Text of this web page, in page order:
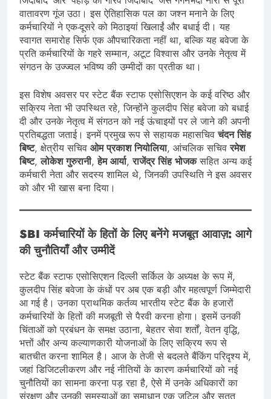
वातावरण गूंज उठा। इस ऐतिहासिक पल का जश्न मनाने के लिए
कर्मचारियों ने एक-दूसरे को मिठाइयां खिलाईं और बधाई दी। यह
स्वागत समारोह सिर्फ एक औपचारिकता नहीं था, बल्कि यह बवेजा के
प्रति कर्मचारियों के गहरे सम्मान, अटूट विश्वास और उनके नेतृत्व में
संगठन के उज्ज्वल भविष्य की उम्मीदों का प्रतीक था।
इस विशेष अवसर पर स्टेट बैंक स्टाफ एसोसिएशन के कई वरिष्ठ और
सक्रिय नेता भी उपस्थित रहे, जिन्होंने कुलदीप सिंह बवेजा को बधाई
दी और उनके नेतृत्व में संगठन को नई ऊंचाइयों पर ले जाने की अपनी
प्रतिबद्धता जताई। इनमें प्रमुख रूप से सहायक महासचिवचंदन सिंह
बिष्ट, क्षेत्रीय सचिव ओम प्रकाश नियोलिया, आंचलिक सचिवरमेश
बिष्ट,लोकेश गुरुरानी,हेम आर्या,राजेंद्र सिंह भोजकसहित अन्य कई
कर्मचारी नेता और सदस्य शामिल थे, जिनकी उपस्थिति ने इस अवसर
को और भी खास बना दिया।
SBI कर्मचारियों के हितों के लिए बनेंगे मजबूत आवाज़: आगे
की चुनौतियाँ और उम्मीदें
स्टेट बैंक स्टाफ एसोसिएशन दिल्ली सर्किल के अध्यक्ष के रूप में,
कुलदीप सिंह बवेजा के कंधों पर अब एक बड़ी और महत्वपूर्ण जिम्मेदारी
आ गई है। उनका प्राथमिक कर्तव्य भारतीय स्टेट बैंक के हजारों
कर्मचारियों के हितों की मजबूती से पैरवी करना होगा। इसमें उनकी
चिंताओं को प्रबंधन के समक्ष उठाना, बेहतर सेवा शर्तों, वेतन वृद्धि,
भत्तों और अन्य कल्याणकारी योजनाओं के लिए सक्रिय रूप से
बातचीत करना शामिल है। आज के तेजी से बदलते बैंकिंग परिदृश्य में,
जहां डिजिटलीकरण और नई नीतियों के कारण कर्मचारियों को नई
चुनौतियों का सामना करना पड़ रहा है, ऐसे में उनके अधिकारों का